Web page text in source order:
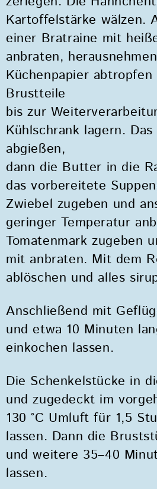
Kartoffelstärke wälzen.
einer Bratraine mit
anbraten,
Küchenpapier abtropfen
Brustteile
bis zur
Kühlschrank lagern.
abgießen,
dann die Butter in die
das vorbereitete
Zwiebel zugeben und
geringer Temperatur
Tomatenmark zugeben
mit anbraten. Mit dem
ablöschen und alles
Anschließend mit
und etwa 10 Minuten
einkochen lassen.
Die Schenkelstücke in
und zugedeckt im
130 °C Umluft für 1,5
lassen. Dann die
und weitere 35–40
lassen.